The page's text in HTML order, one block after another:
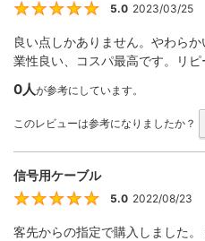
5
5.0 2023/03/25
良い点しかありません。やわら
業性良い、コスパ最高です。リピ
0人が参考にしています。
このレビューは参考になりましたか？
信号用ケーブル
5
5.0 2022/08/23
客先からの指定で購入しました